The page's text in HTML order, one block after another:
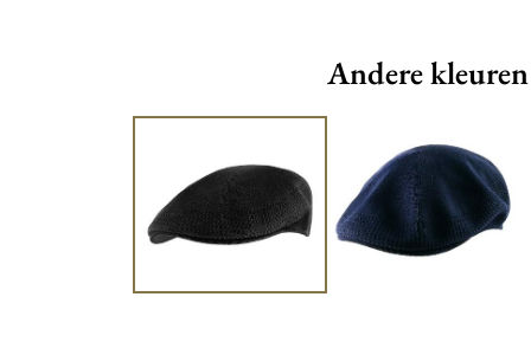
Andere kleuren